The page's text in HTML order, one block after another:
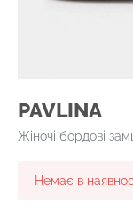
PAVLINA
Жіночі бордові
Немає в